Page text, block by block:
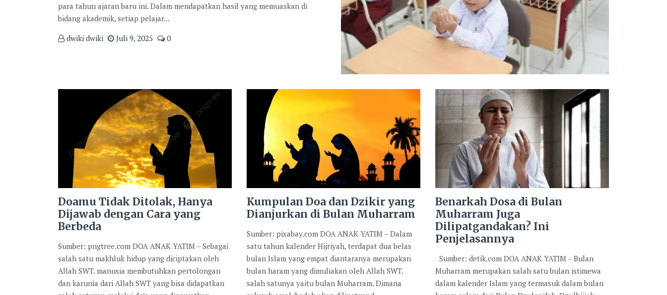
para tahun ajaran baru ini. Dalam mendapatkan hasil yang memuaskan di
bidang akademik, setiap pelajar...
dwiki dwiki
Juli 9, 2025 0
Doamu Tidak Ditolak, Hanya
Dijawab dengan Cara yang
Berbeda
Sumber: pngtree.com DOA ANAK YATIM – Sebagai
salah satu makhluk hidup yang diciptakan oleh
Allah SWT. manusia membutuhkan pertolongan
dan karunia dari Allah SWT yang bisa didapatkan
Kumpulan Doa dan Dzikir yang
Dianjurkan di Bulan Muharram
Sumber: pixabay.com DOA ANAK YATIM – Dalam
satu tahun kalender Hijriyah, terdapat dua belas
bulan Islam yang empat diantaranya merupakan
bulan haram yang dimuliakan oleh Allah SWT.
salah satunya yaitu bulan Muharram. Dimana
Benarkah Dosa di Bulan
Muharram Juga
Dilipatgandakan? Ini
Penjelasannya
Sumber: detik.com DOA ANAK YATIM – Bulan
Muharram merupakan salah satu bulan istimewa
dalam kalender Islam yang termasuk dalam bulan